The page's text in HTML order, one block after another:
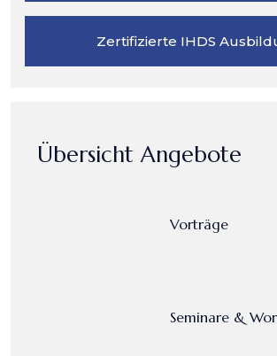
Zertifizierte IHDS
Übersicht Angebote
Vorträge
Seminare &